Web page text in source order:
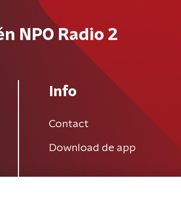
NPO Radio 2
Info
Contact
Download de app